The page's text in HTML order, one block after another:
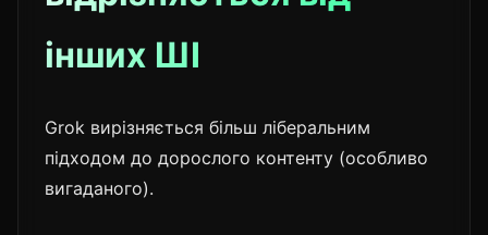
інших ШІ
Grok вирізняється більш ліберальним
підходом до дорослого контенту (особливо
вигаданого).